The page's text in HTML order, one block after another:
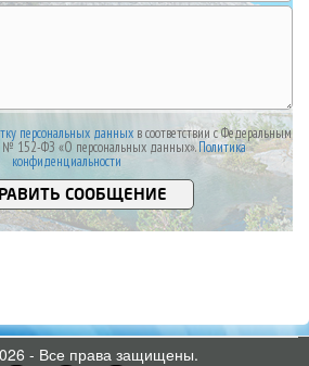
персональных данныхв соответствии с Федеральным
№ 152-ФЗ «О персональных данных».Политика
конфиденциальности
- Все права защищены.